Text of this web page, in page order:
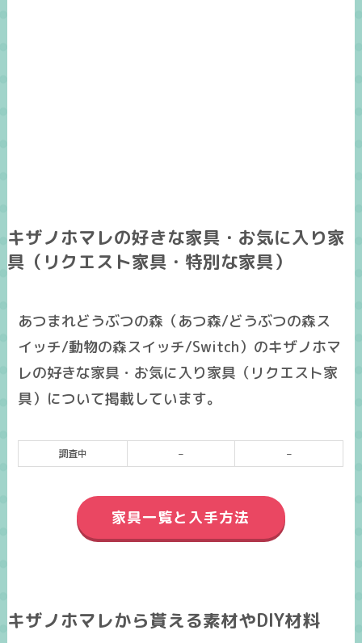
キザノホマレの好きな家具・お気に入り家
具（リクエスト家具・特別な家具）
あつまれどうぶつの森（あつ森/どうぶつの森ス
イッチ/動物の森スイッチ/Switch）のキザノホマ
レの好きな家具・お気に入り家具（リクエスト家
具）について掲載しています。
調査中 – –
家具一覧と入手方法
キザノホマレから貰える素材やDIY材料